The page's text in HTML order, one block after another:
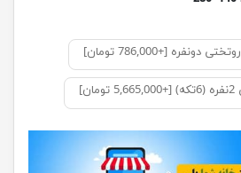
روتختی دونفره [+786,000 تومان]